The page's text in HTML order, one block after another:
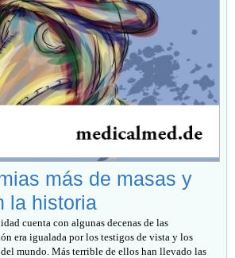
más de masas y
la historia
cuenta con algunas decenas de las
era igualada por los testigos de vista y los
mundo. Más terrible de ellos han llevado las